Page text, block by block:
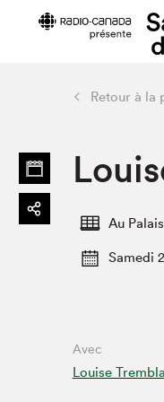
Horaires et
Se rendre au
Restauration
Projets
Retour à la
Au Palais
Samedi
Avec
Louise